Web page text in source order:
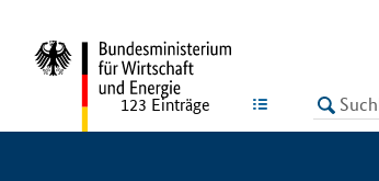
LISTE
123 Einträge